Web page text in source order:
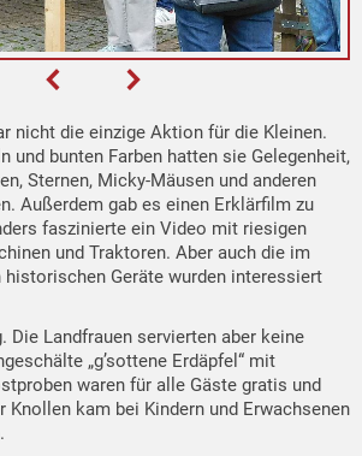
nicht die einzige Aktion für die Kleinen.
und bunten Farben hatten sie Gelegenheit,
Sternen, Micky-Mäusen und anderen
Außerdem gab es einen Erklärfilm zu
faszinierte ein Video mit riesigen
und Traktoren. Aber auch die im
historischen Geräte wurden interessiert
Die Landfrauen servierten aber keine
„g’sottene Erdäpfel“ mit
waren für alle Gäste gratis und
Knollen kam bei Kindern und Erwachsenen